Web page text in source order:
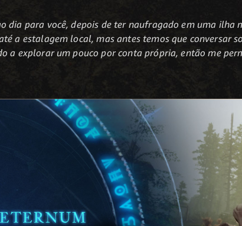
dia para você, depois de ter naufragado em uma ilha
a estalagem local, mas antes temos que conversar
a explorar um pouco por conta própria, então me